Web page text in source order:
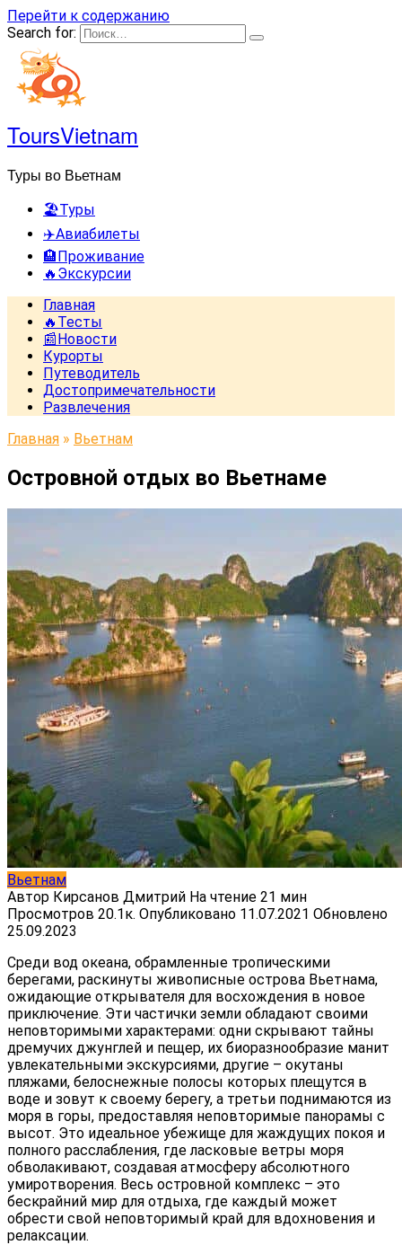
Перейти к содержанию
Search for:
ToursVietnam
Туры во Вьетнам
🏖️Туры
✈️Авиабилеты
🏨Проживание
🔥Экскурсии
Главная
🔥Тесты
📰Новости
Курорты
Путеводитель
Достопримечательности
Развлечения
Главная » Вьетнам
Островной отдых во Вьетнаме
Вьетнам
Автор Кирсанов Дмитрий На чтение 21 мин
Просмотров 20.1к. Опубликовано 11.07.2021 Обновлено
25.09.2023
Среди вод океана, обрамленные тропическими
берегами, раскинуты живописные острова Вьетнама,
ожидающие открывателя для восхождения в новое
приключение. Эти частички земли обладают своими
неповторимыми характерами: одни скрывают тайны
дремучих джунглей и пещер, их биоразнообразие манит
увлекательными экскурсиями, другие – окутаны
пляжами, белоснежные полосы которых плещутся в
воде и зовут к своему берегу, а третьи поднимаются из
моря в горы, предоставляя неповторимые панорамы с
высот. Это идеальное убежище для жаждущих покоя и
полного расслабления, где ласковые ветры моря
обволакивают, создавая атмосферу абсолютного
умиротворения. Весь островной комплекс – это
бескрайний мир для отдыха, где каждый может
обрести свой неповторимый край для вдохновения и
релаксации.